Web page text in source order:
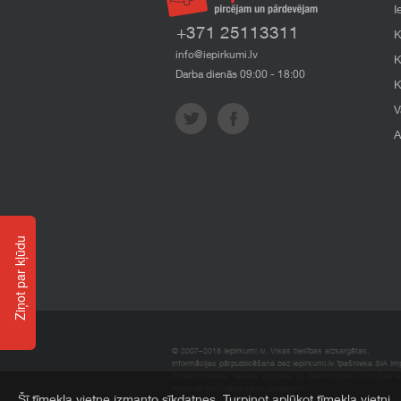
+371 25113311
info@iepirkumi.lv
Darba dienās 09:00 - 18:00
© 2007–2018 Iepirkumi.lv. Visas tiesības aizsargātas.
Informācijas pārpublicēšana bez iepirkumi.lv īpašnieka SIA
Ziņot par kļūdu